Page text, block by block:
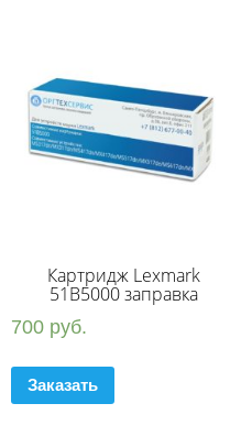
Картридж Lexmark
51B5000 заправка
700 руб.
Заказать